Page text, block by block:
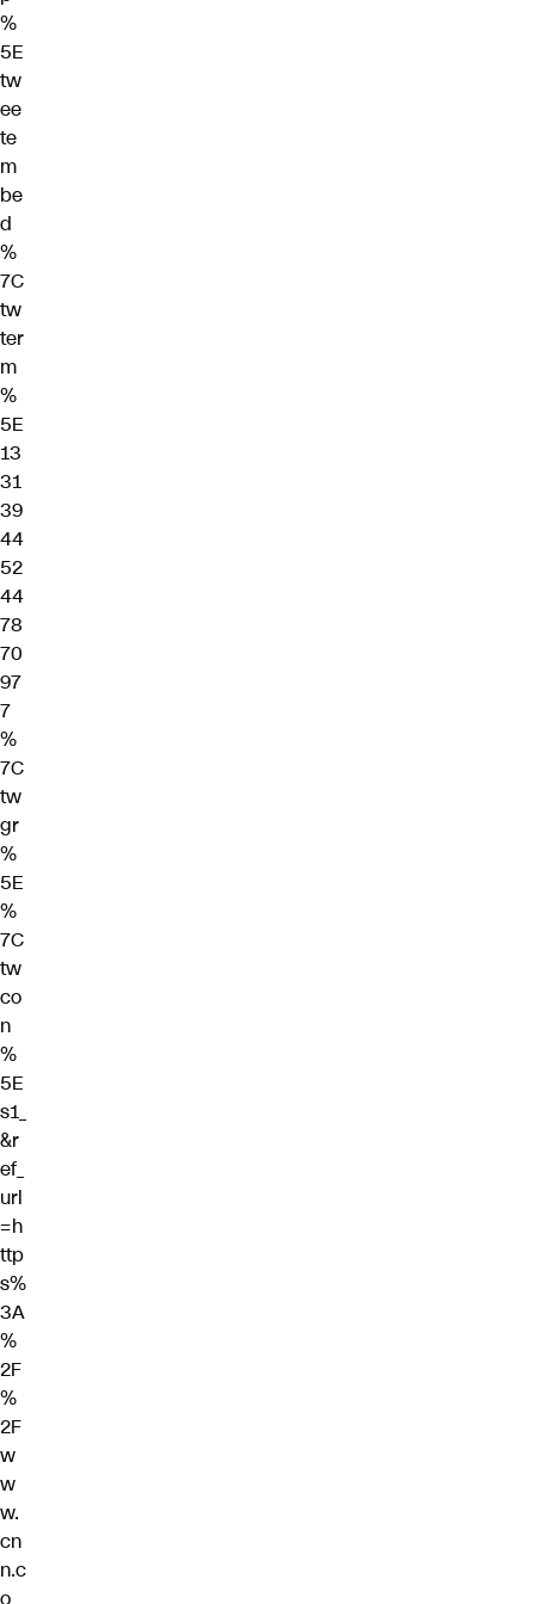
%
5E
tw
ee
te
m
be
d
%
7C
tw
ter
m
%
5E
13
31
39
44
52
44
78
70
97
7
%
7C
tw
gr
%
5E
%
7C
tw
co
n
%
5E
s1_
&r
ef_
url
=h
ttp
s%
3A
%
2F
%
2F
w
w
w.
cn
n.c
o